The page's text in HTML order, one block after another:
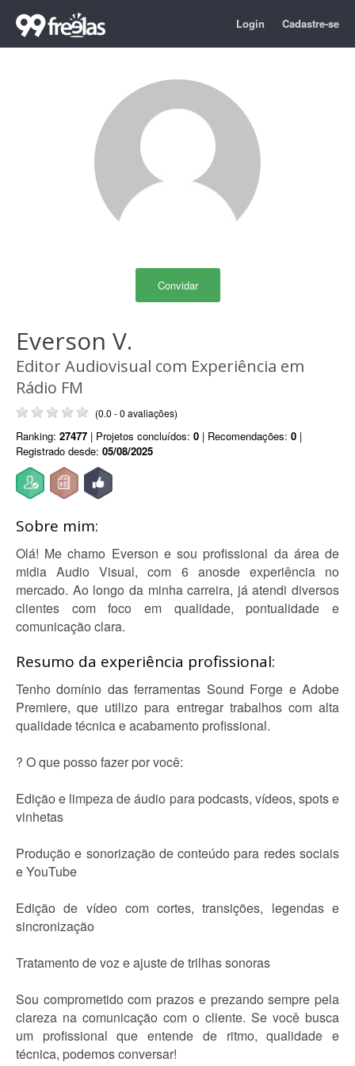
Login Cadastre-se
Convidar
Everson V.
Editor Audiovisual com Experiência em
Rádio FM
(0.0 - 0 avaliações)
Ranking: 27477 | Projetos concluídos: 0 | Recomendações: 0 |
Registrado desde: 05/08/2025
Sobre mim:
Olá! Me chamo Everson e sou profissional da área de
midia Audio Visual, com 6 anosde experiência no
mercado. Ao longo da minha carreira, já atendi diversos
clientes com foco em qualidade, pontualidade e
comunicação clara.
Resumo da experiência profissional:
Tenho domínio das ferramentas Sound Forge e Adobe
Premiere, que utilizo para entregar trabalhos com alta
qualidade técnica e acabamento profissional.
? O que posso fazer por você:
Edição e limpeza de áudio para podcasts, vídeos, spots e
vinhetas
Produção e sonorização de conteúdo para redes sociais
e YouTube
Edição de vídeo com cortes, transições, legendas e
sincronização
Tratamento de voz e ajuste de trilhas sonoras
Sou comprometido com prazos e prezando sempre pela
clareza na comunicação com o cliente. Se você busca
um profissional que entende de ritmo, qualidade e
técnica, podemos conversar!